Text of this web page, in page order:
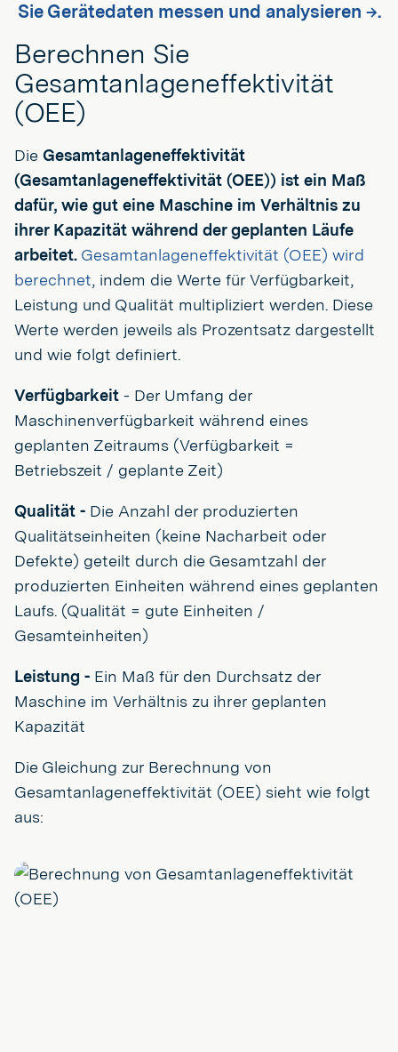
Sie Gerätedaten messen und analysieren →.
Berechnen Sie
Gesamtanlageneffektivität
(OEE)
Die Gesamtanlageneffektivität
(Gesamtanlageneffektivität (OEE)) ist ein Maß
dafür, wie gut eine Maschine im Verhältnis zu
ihrer Kapazität während der geplanten Läufe
arbeitet. Gesamtanlageneffektivität (OEE) wird
berechnet, indem die Werte für Verfügbarkeit,
Leistung und Qualität multipliziert werden. Diese
Werte werden jeweils als Prozentsatz dargestellt
und wie folgt definiert.
Verfügbarkeit - Der Umfang der
Maschinenverfügbarkeit während eines
geplanten Zeitraums (Verfügbarkeit =
Betriebszeit / geplante Zeit)
Qualität - Die Anzahl der produzierten
Qualitätseinheiten (keine Nacharbeit oder
Defekte) geteilt durch die Gesamtzahl der
produzierten Einheiten während eines geplanten
Laufs. (Qualität = gute Einheiten /
Gesamteinheiten)
Leistung - Ein Maß für den Durchsatz der
Maschine im Verhältnis zu ihrer geplanten
Kapazität
Die Gleichung zur Berechnung von
Gesamtanlageneffektivität (OEE) sieht wie folgt
aus: